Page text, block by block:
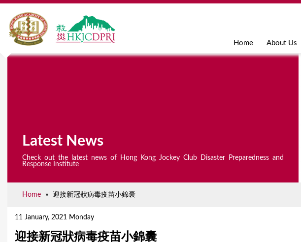
Home About Us
Latest News
Check out the latest news of Hong Kong Jockey Club Disaster Preparedness and
Response Institute
Home » 迎接新冠狀病毒疫苗小錦囊
11 January, 2021 Monday
迎接新冠狀病毒疫苗小錦囊